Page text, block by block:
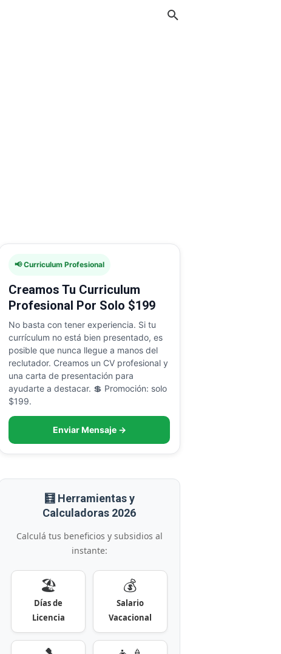
📢 Curriculum Profesional
Creamos Tu Curriculum
Profesional Por Solo $199
No basta con tener experiencia. Si tu
currículum no está bien presentado, es
posible que nunca llegue a manos del
reclutador. Creamos un CV profesional y
una carta de presentación para
ayudarte a destacar. 💲 Promoción: solo
$199.
Enviar Mensaje →
🧮 Herramientas y
Calculadoras 2026
Calculá tus beneficios y subsidios al
instante:
🏖️
Días de
Licencia
💰
Salario
Vacacional